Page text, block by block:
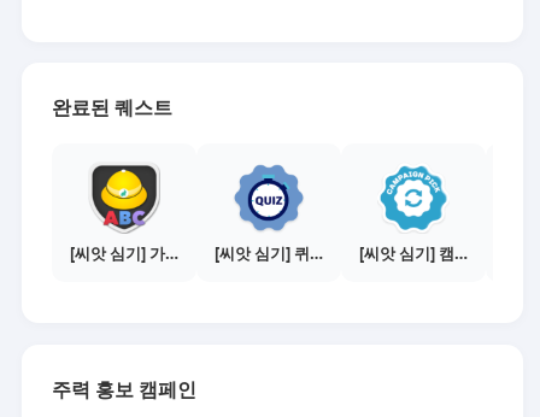
완료된 퀘스트
[씨앗 심기] 가이드보기 - 매체별 활동 가이드 [씨앗 심기] 퀴즈 참여하기 [씨앗 심기] 캠페인 선택하기 - PICK 1개
주력 홍보 캠페인